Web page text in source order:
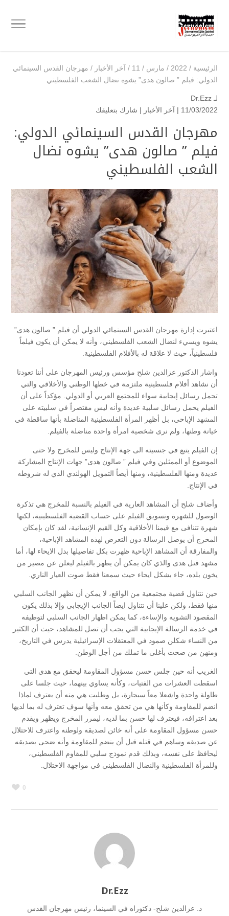
الرئيسية /
2022
/ مارس /
11
/ آخر الأخبار / مهرجان القدس السينمائي
الدولي: فيلم ” صالون هدى” يشوه نضال الشعب الفلسطيني
لـ Dr.Ezz
11/03/2022 |
آخر الأخبار | شارك بتعليقك
مهرجان القدس السينمائي الدولي:
فيلم ” صالون هدى” يشوه نضال
الشعب الفلسطيني
اعتبرت إدارة مهرجان القدس السينمائي الدولي أن فيلم ” صالون هدى”
يشوه ويسيء لنضال الشعب الفلسطيني، وأنه لا يمكن أن يكون فيلماً
فلسطينياً، حيث لا علاقة له بالأفلام الفلسطينية.
واشار الدكتور عزالدين شلح مؤسس ورئيس المهرجان على أننا تعودنا
أن نشاهد أفلام فلسطينية ملتزمة في خطها الوطني والأخلاقي والتي
تحمل رسائل إيجابية سواء للمجتمع العربي أو الدولي. مؤكداً على أن
الفيلم يحمل رسائل سلبية عديدة وأنه ليس مقتصراً في سلبيته على
المشهد الإباحي، بل أظهر المرأة الفلسطينية المناضلة بأنها ساقطة في
خيانة وطنها، ولم نرى شخصية امرأة واحدة مناضلة بالفيلم.
إن الفيلم يتبع في جنسيته الى جهة الإنتاج وليس للمخرج ولا حتى
الموضوع أو الممثلين وفي فيلم ” صالون هدى” جهات الإنتاج المشاركة
عديدة ومنها الفلسطينية، ومنها أيضاً التمويل الهولندي الذي له شروطه
في الإنتاج.
وأضاف شلح أن المشاهد العارية في الفيلم بالنسبة للمخرج هي تذكرة
الوصول للشهرة وتسويق الفيلم على حساب القضية الفلسطينية، لكنها
شهرة تتنافى مع قيمنا الأخلاقية وكل القيم الإنسانية، لقد كان بإمكان
المخرج أن يوصل الرسالة دون التعرض لهذه المشاهد الإباحية،
والمفارقة أن المشاهد الإباحية ظهرت بكل تفاصيلها بدل الايحاء لها، أما
مشهد قتل هدى والذي كان يمكن أن يظهر بالفيلم ليعلن عن مصير من
يخون بلده، جاء بشكل ايحاء حيث سمعنا فقط صوت العيار الناري.
حين نتناول قضية مجتمعية من الواقع، لا يمكن أن نظهر الجانب السلبي
منها فقط، ولكن علينا أن نتناول ايضاً الجانب الإيجابي وإلا بذلك يكون
المقصود التشويه والإساءة، كما يمكن اظهار الجانب السلبي لتوظيفه
في خدمة الرسالة الإيجابية التي يجب أن تصل للمشاهد، حيث أن الكثير
من النساء شكلن صمود في المعتقلات الإسرائيلية يدرس في التاريخ،
ومنهن من ضحت بأغلى ما تملك من أجل الوطن.
الغريب أنه حين جلس حسن مسؤول المقاومة ليحقق مع هدى التي
اسقطت العشرات من الفتيات، وكأنه يساوي بينهما، حيث جلسا على
طاولة واحدة واشعلا معاً سيجارة، بل وطلبت هي منه أن يعترف لماذا
انضم للمقاومة وكأنها هي من تحقق معه وأنها سوف تعترف له بما لديها
بعد اعترافه، فيعترف لها حسن بما لديه، ليمرر المخرج ويظهر ويقدم
حسن مسؤول المقاومة على أنه خائن لصديقه ولوطنه واعترف للاحتلال
عن صديقه وساهم في قتله قبل أن ينضم للمقاومة وأنه ضحى بصديقه
ليحافظ على نفسه، وبذلك قدم نموذج سلبي للمقاوم الفلسطيني،
وللمرأة الفلسطينية والنضال الفلسطيني في مواجهة الاحتلال.
0
Dr.Ezz
د. عزالدين شلح- دكتوراه في السينما، رئيس مهرجان القدس